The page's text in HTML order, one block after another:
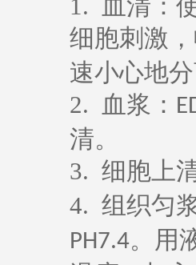
1.
血清：
细胞刺激
速小心地
2.
血浆：
清。
3. 细胞上
4. 组织匀
PH7.4。用